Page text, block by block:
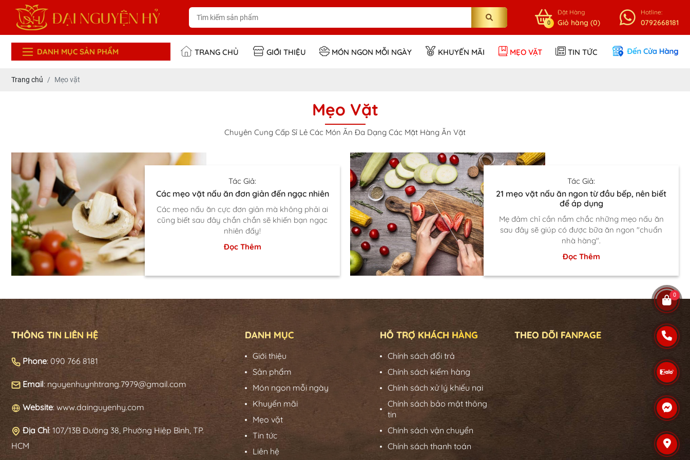
0
Đặt Hàng
Giỏ hàng (0)
Hotline:
0792668181
DANH MỤC SẢN PHẨM TRANG CHỦ GIỚI THIỆU MÓN NGON MỖI NGÀY KHUYẾN MÃI MẸO VẶT TIN TỨC
Trang chủ Mẹo vặt
Mẹo Vặt
Chuyên Cung Cấp Sỉ Lẻ Các Món Ăn Đa Dạng Các Mặt Hàng Ăn Vặt
Tác Giả:
Các mẹo vặt nấu ăn đơn giản đến ngạc nhiên
Các mẹo nấu ăn cực đơn giản mà không phải ai
cũng biết sau đây chắn chắn sẽ khiến bạn ngạc
nhiên đấy!
Đọc Thêm
Tác Giả:
21 mẹo vặt nấu ăn ngon từ đầu bếp, nên biết
để áp dụng
Mẹ đảm chỉ cần nắm chắc những mẹo nấu ăn
sau đây sẽ giúp có được bữa ăn ngon "chuẩn
nhà hàng".
Đọc Thêm
THÔNG TIN LIÊN HỆ
Phone: 090 766 8181
Email: nguyenhuynhtrang.7979@gmail.com
Website: www.dainguyenhy.com
Địa Chỉ: 107/13B Đường 38, Phường Hiệp Bình, TP.
HCM
DANH MỤC
Giới thiệu
Sản phẩm
Món ngon mỗi ngày
Khuyến mãi
Mẹo vặt
Tin tức
Liên hệ
HỖ TRỢ KHÁCH HÀNG
Chính sách đổi trả
Chính sách kiểm hàng
Chính sách xử lý khiếu nại
Chính sách bảo mật thông
tin
Chính sách vận chuyển
Chính sách thanh toán
THEO DÕI FANPAGE
0